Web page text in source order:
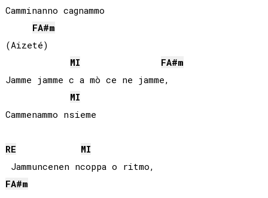
Camminanno cagnammo
FA#m
(Aizeté)
MI
FA#m
Jamme jamme c a mò ce ne jamme,
MI
Cammenammo nsieme
RE
MI
FA#m